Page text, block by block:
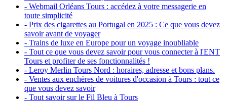
- Webmail Orléans Tours : accédez à votre messagerie en
toute simplicité
- Prix des cigarettes au Portugal en 2025 : Ce que vous devez
savoir avant de voyager
- Trains de luxe en Europe pour un voyage inoubliable
- Tout ce que vous devez savoir pour vous connecter à l'ENT
Tours et profiter de ses fonctionnalités !
- Leroy Merlin Tours Nord : horaires, adresse et bons plans.
- Ventes aux enchères de voitures d'occasion à Tours : tout ce
que vous devez savoir
- Tout savoir sur le Fil Bleu à Tours